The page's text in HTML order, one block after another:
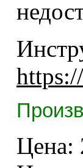
Цена: